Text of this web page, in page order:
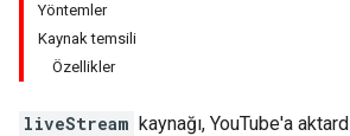
Yöntemler
Kaynak temsili
Özellikler
liveStream kaynağı, YouTube'a